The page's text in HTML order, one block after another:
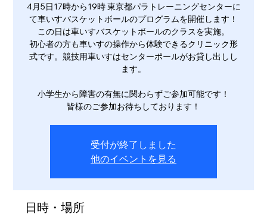
4月5日17時から19時 東京都パラトレーニングセンターに
て車いすバスケットボールのプログラムを開催します！
この日は車いすバスケットボールのクラスを実施。
初心者の方も車いすの操作から体験できるクリニック形
式です。競技用車いすはセンターポールがお貸し出しし
ます。
小学生から障害の有無に関わらずご参加可能です！
皆様のご参加お待ちしております！
受付が終了しました
他のイベントを見る
日時・場所